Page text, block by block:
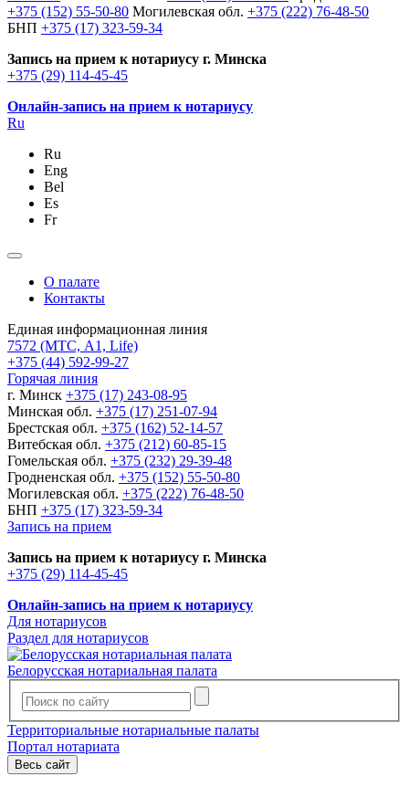
+375 (152) 55-50-80 Могилевская обл. +375 (222) 76-48-50
БНП +375 (17) 323-59-34
Запись на прием к нотариусу г. Минска
+375 (29) 114-45-45
Онлайн-запись на прием к нотариусу
Ru
Ru
Eng
Bel
Es
Fr
О палате
Контакты
Единая информационная линия
7572 (МТС, A1, Life)
+375 (44) 592-99-27
Горячая линия
г. Минск +375 (17) 243-08-95
Минская обл. +375 (17) 251-07-94
Брестская обл. +375 (162) 52-14-57
Витебская обл. +375 (212) 60-85-15
Гомельская обл. +375 (232) 29-39-48
Гродненская обл. +375 (152) 55-50-80
Могилевская обл. +375 (222) 76-48-50
БНП +375 (17) 323-59-34
Запись на прием
Запись на прием к нотариусу г. Минска
+375 (29) 114-45-45
Онлайн-запись на прием к нотариусу
Для нотариусов
Раздел для нотариусов
Белорусская нотариальная палата
Территориальные нотариальные палаты
Портал нотариата
Весь сайт